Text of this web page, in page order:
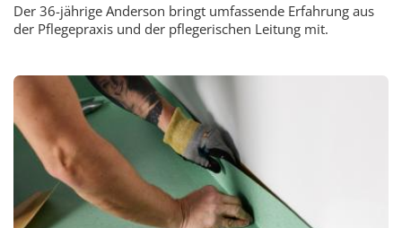
Der 36-jährige Anderson bringt umfassende Erfahrung aus
der Pflegepraxis und der pflegerischen Leitung mit.